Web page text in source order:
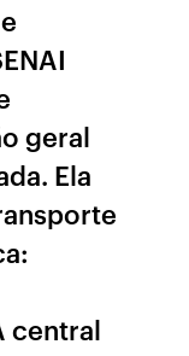
geral
Ela
central